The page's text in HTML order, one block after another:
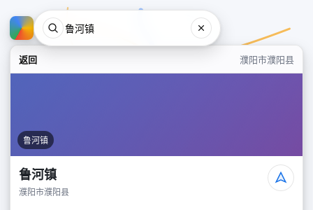
返回 濮阳市濮阳县
鲁河镇
鲁河镇
濮阳市濮阳县